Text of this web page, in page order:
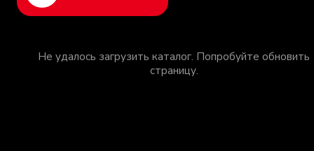
Не удалось загрузить каталог. Попробуйте обновить
страницу.